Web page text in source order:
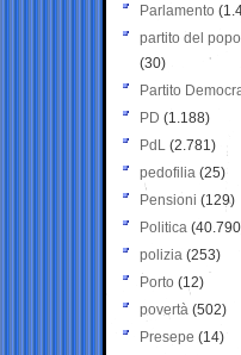
Parlamento
partito del
(30)
Partito
PD (1.188)
PdL (2.781)
pedofilia (25)
Pensioni (129)
Politica
polizia (253)
Porto (12)
povertà (502)
Presepe (14)